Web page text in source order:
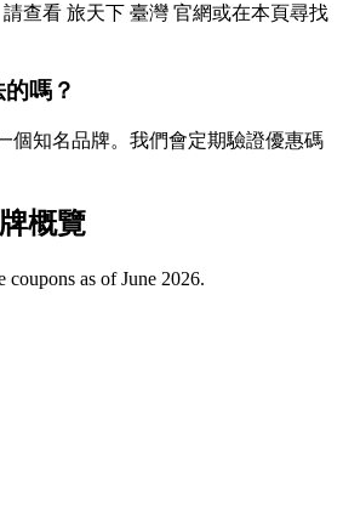
查看 旅天下 臺灣 官網或在本頁尋找
嗎？
個知名品牌。我們會定期驗證優惠碼
概覽
as of June 2026.